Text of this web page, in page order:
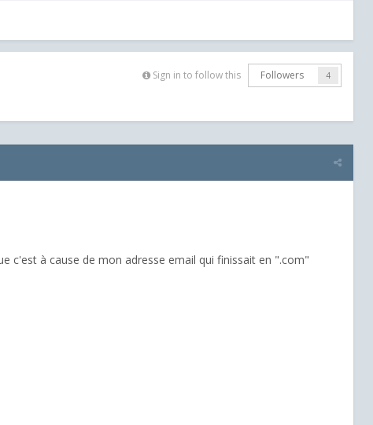
Sign in to follow this Followers 4
c'est à cause de mon adresse email qui finissait en ".com"